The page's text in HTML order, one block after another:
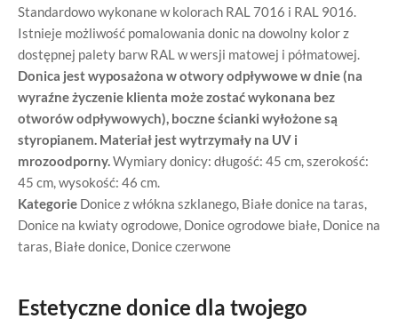
Standardowo wykonane w kolorach RAL 7016 i RAL 9016.
Istnieje możliwość pomalowania donic na dowolny kolor z
dostępnej palety barw RAL w wersji matowej i półmatowej.
Donica jest wyposażona w otwory odpływowe w dnie (na
wyraźne życzenie klienta może zostać wykonana bez
otworów odpływowych), boczne ścianki wyłożone są
styropianem. Materiał jest wytrzymały na UV i
mrozoodporny.Wymiary donicy: długość: 45 cm, szerokość:
45 cm, wysokość: 46 cm.
Kategorie Donice z włókna szklanego, Białe donice na taras,
Donice na kwiaty ogrodowe, Donice ogrodowe białe, Donice na
taras, Białe donice, Donice czerwone
Estetyczne donice dla twojego